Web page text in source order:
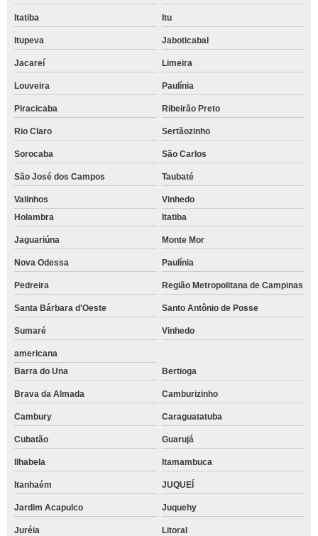
Itatiba Itu
Itupeva Jaboticabal
Jacareí Limeira
Louveira Paulínia
Piracicaba Ribeirão Preto
Rio Claro Sertãozinho
Sorocaba São Carlos
São José dos Campos Taubaté
Valinhos
Vinhedo
Holambra
Itatiba
Jaguariúna Monte Mor
Nova Odessa Paulínia
Pedreira Região Metropolitana de Campinas
Santa Bárbara d'Oeste Santo Antônio de Posse
Sumaré Vinhedo
americana
Barra do Una
Bertioga
Brava da Almada Camburizinho
Cambury Caraguatatuba
Cubatão Guarujá
Ilhabela Itamambuca
Itanhaém JUQUEÍ
Jardim Acapulco Juquehy
Juréia Litoral